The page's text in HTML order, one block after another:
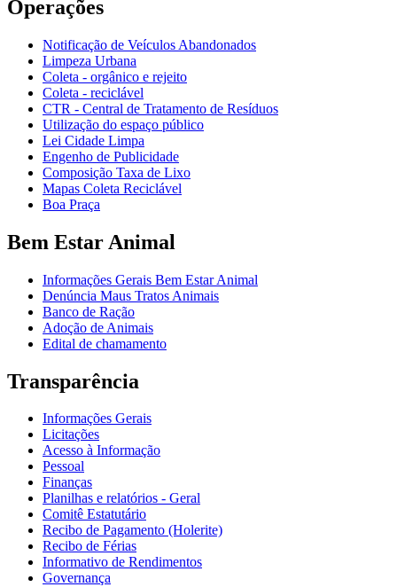
Operações
Notificação de Veículos Abandonados
Limpeza Urbana
Coleta - orgânico e rejeito
Coleta - reciclável
CTR - Central de Tratamento de Resíduos
Utilização do espaço público
Lei Cidade Limpa
Engenho de Publicidade
Composição Taxa de Lixo
Mapas Coleta Reciclável
Boa Praça
Bem Estar Animal
Informações Gerais Bem Estar Animal
Denúncia Maus Tratos Animais
Banco de Ração
Adoção de Animais
Edital de chamamento
Transparência
Informações Gerais
Licitações
Acesso à Informação
Pessoal
Finanças
Planilhas e relatórios - Geral
Comitê Estatutário
Recibo de Pagamento (Holerite)
Recibo de Férias
Informativo de Rendimentos
Governança